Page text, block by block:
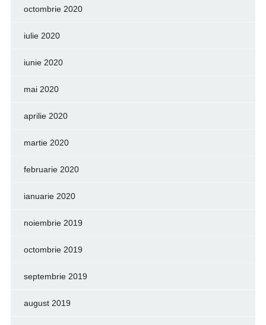
octombrie 2020
iulie 2020
iunie 2020
mai 2020
aprilie 2020
martie 2020
februarie 2020
ianuarie 2020
noiembrie 2019
octombrie 2019
septembrie 2019
august 2019